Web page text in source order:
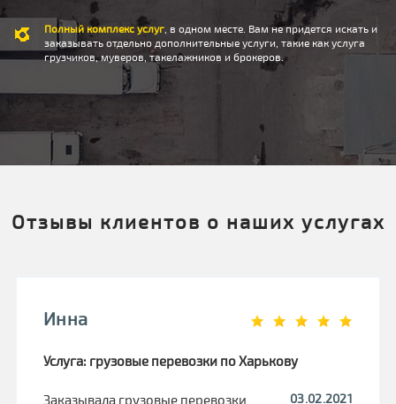
Полный комплекс услуг , в одном месте. Вам не придется искать и
заказывать отдельно дополнительные услуги, такие как услуга
грузчиков, муверов, такелажников и брокеров.
Отзывы клиентов о наших услугах
Инна
Услуга: грузовые перевозки по Харькову
03.02.2021
Заказывала грузовые перевозки